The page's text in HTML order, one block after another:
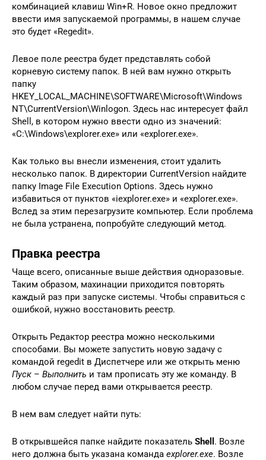
комбинацией клавиш Win+R. Новое окно предложит
ввести имя запускаемой программы, в нашем случае
это будет «Regedit».
Левое поле реестра будет представлять собой
корневую систему папок. В ней вам нужно открыть
папку
HKEY_LOCAL_MACHINE\SOFTWARE\Microsoft\Windows
NT\CurrentVersion\Winlogon. Здесь нас интересует файл
Shell, в котором нужно ввести одно из значений:
«C:\Windows\explorer.exe» или «explorer.exe».
Как только вы внесли изменения, стоит удалить
несколько папок. В директории CurrentVersion найдите
папку Image File Execution Options. Здесь нужно
избавиться от пунктов «iexplorer.exe» и «explorer.exe».
Вслед за этим перезагрузите компьютер. Если проблема
не была устранена, попробуйте следующий метод.
Правка реестра
Чаще всего, описанные выше действия одноразовые.
Таким образом, махинации приходится повторять
каждый раз при запуске системы. Чтобы справиться с
ошибкой, нужно восстановить реестр.
Открыть Редактор реестра можно несколькими
способами. Вы можете запустить новую задачу с
командой regedit в Диспетчере или же открыть меню
Пуск – Выполнить и там прописать эту же команду. В
любом случае перед вами открывается реестр.
В нем вам следует найти путь:
В открывшейся папке найдите показатель Shell . Возле
него должна быть указана команда explorer.exe. Возле